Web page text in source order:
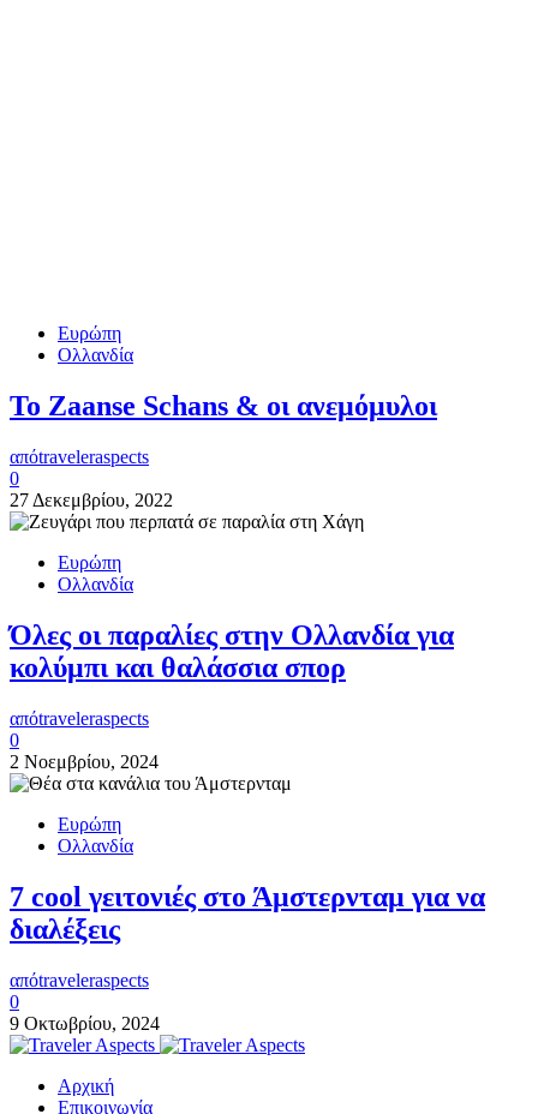
Ευρώπη
Ολλανδία
Το Zaanse Schans & οι ανεμόμυλοι
απόtraveleraspects
0
27 Δεκεμβρίου, 2022
Ευρώπη
Ολλανδία
Όλες οι παραλίες στην Ολλανδία για
κολύμπι και θαλάσσια σπορ
απόtraveleraspects
0
2 Νοεμβρίου, 2024
Ευρώπη
Ολλανδία
7 cool γειτονιές στο Άμστερνταμ για να
διαλέξεις
απόtraveleraspects
0
9 Οκτωβρίου, 2024
Αρχική
Επικοινωνία